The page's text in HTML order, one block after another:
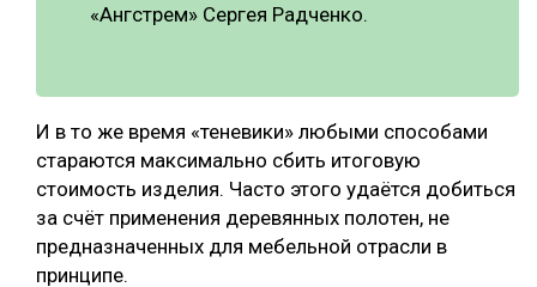
«Ангстрем» Сергея Радченко.
И в то же время «теневики» любыми способами
стараются максимально сбить итоговую
стоимость изделия. Часто этого удаётся добиться
за счёт применения деревянных полотен, не
предназначенных для мебельной отрасли в
принципе.